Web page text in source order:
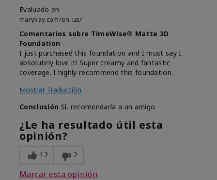
Evaluado en
marykay.com/en-us/
Comentarios sobre TimeWise® Matte 3D
Foundation
I just purchased this foundation and I must say I
absolutely love it! Super creamy and fantastic
coverage. I highly recommend this foundation.
Mostrar Traducción
Conclusión Sí, recomendaría a un amigo
¿Le ha resultado útil esta
opinión?
12 2
Marcar esta opinión